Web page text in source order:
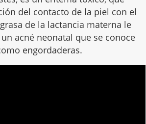
del contacto de la piel con el
de la lactancia materna le
acné neonatal que se conoce
engordaderas.